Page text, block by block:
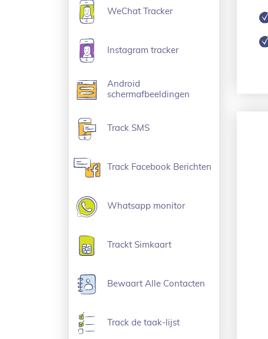
WeChat Tracker
Instagram tracker
Android
schermafbeeldingen
Track SMS
Track Facebook Berichten
Whatsapp monitor
Trackt Simkaart
Bewaart Alle Contacten
Track de taak-lijst